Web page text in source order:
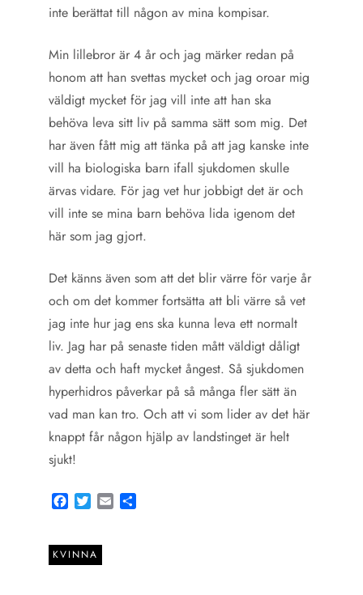
inte berättat till någon av mina kompisar.
Min lillebror är 4 år och jag märker redan på
honom att han svettas mycket och jag oroar mig
väldigt mycket för jag vill inte att han ska
behöva leva sitt liv på samma sätt som mig. Det
har även fått mig att tänka på att jag kanske inte
vill ha biologiska barn ifall sjukdomen skulle
ärvas vidare. För jag vet hur jobbigt det är och
vill inte se mina barn behöva lida igenom det
här som jag gjort.
Det känns även som att det blir värre för varje år
och om det kommer fortsätta att bli värre så vet
jag inte hur jag ens ska kunna leva ett normalt
liv. Jag har på senaste tiden mått väldigt dåligt
av detta och haft mycket ångest. Så sjukdomen
hyperhidros påverkar på så många fler sätt än
vad man kan tro. Och att vi som lider av det här
knappt får någon hjälp av landstinget är helt
sjukt!
Facebook
TwitterEmail
KVINNA